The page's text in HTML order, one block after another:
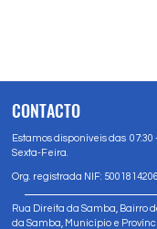
CONTACTO
Estamos disponíveis das
Sexta-Feira.
Org. registrada NIF: 5001814206
Rua Direita da Samba, Bairro
da Samba, Município e